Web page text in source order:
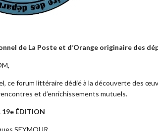
de La Poste et d’Orange originaire des
ce forum littéraire dédié à la découverte des
et d’enrichissements mutuels.
19e ÉDITION
SEYMOUR